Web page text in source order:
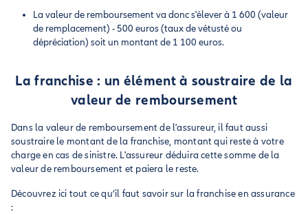
La valeur de remboursement va donc s'élever à 1 600 (valeur
de remplacement) - 500 euros (taux de vétusté ou
dépréciation) soit un montant de 1 100 euros.
La franchise : un élément à soustraire de la
valeur de remboursement
Dans la valeur de remboursement de l'assureur, il faut aussi
soustraire le montant de la franchise, montant qui reste à votre
charge en cas de sinistre. L'assureur déduira cette somme de la
valeur de remboursement et paiera le reste.
Découvrez ici tout ce qu’il faut savoir sur la franchise en assurance
: